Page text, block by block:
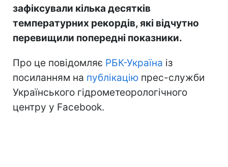
зафіксували кілька десятків
температурних рекордів, які відчутно
перевищили попередні показники.
Про це повідомляє РБК-Україна із
посиланням на публікацію прес-служби
Українського гідрометеорологічного
центру у Facebook.